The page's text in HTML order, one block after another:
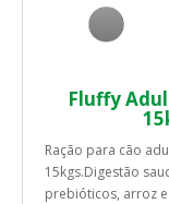
Fluffy
Ração para cão
15kgs.Digestão
prebióticos, arroz